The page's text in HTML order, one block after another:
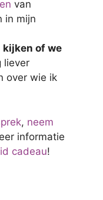
van
in mijn
kijken of we
liever
over wie ik
, neem
informatie
cadeau!